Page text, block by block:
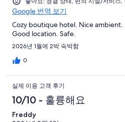
Google 번역 보기
Cozy boutique hotel. Nice
Good location. Safe.
2026년 1월에 2박 숙박함
0
실제 이용 고객 후기
10/10 - 훌륭해요
Freddy